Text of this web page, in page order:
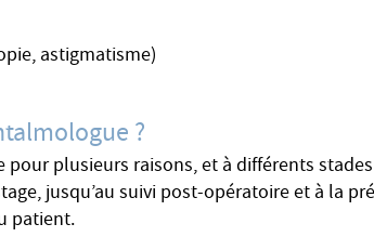
astigmatisme)
?
plusieurs raisons, et à différents
jusqu’au suivi post-opératoire et à la
patient.